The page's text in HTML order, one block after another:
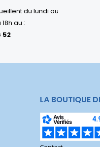
du lundi au
au :
52
LA BOUTIQUE